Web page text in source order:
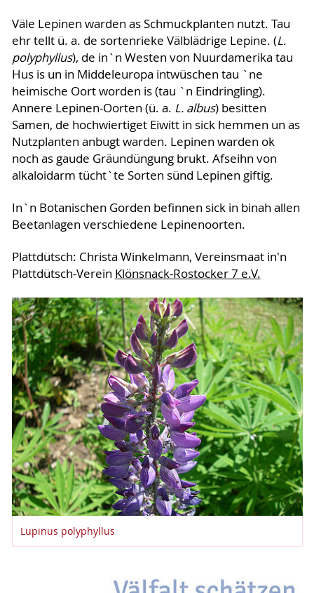
Väle Lepinen warden as Schmuckplanten nutzt. Tau
ehr tellt ü. a. de sortenrieke Välblädrige Lepine. (L.
polyphyllus), de in`n Westen von Nuurdamerika tau
Hus is un in Middeleuropa intwüschen tau `ne
heimische Oort worden is (tau `n Eindringling).
Annere Lepinen-Oorten (ü. a. L. albus) besitten
Samen, de hochwiertiget Eiwitt in sick hemmen un as
Nutzplanten anbugt warden. Lepinen warden ok
noch as gaude Gräundüngung brukt. Afseihn von
alkaloidarm tücht`te Sorten sünd Lepinen giftig.
In`n Botanischen Gorden befinnen sick in binah allen
Beetanlagen verschiedene Lepinenoorten.
Plattdütsch: Christa Winkelmann, Vereinsmaat in'n
Plattdütsch-Verein Klönsnack-Rostocker 7 e.V.
Lupinus polyphyllus